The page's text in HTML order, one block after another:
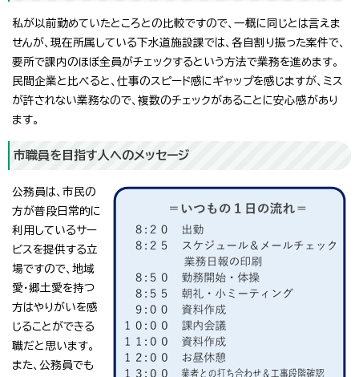
私が以前勤めていたところとの比較ですので、一概に同じとは言えま
せんが、現在所属している下水道施設課では、各自割り振った案件で、
要所で課内のほぼ全員がチェックするという方法で業務を進めます。
民間企業と比べると、仕事のスピード感にギャップを感じますが、ミス
が許されない業務なので、複数のチェックがあることに安心感があり
ます。
市職員を目指す人へのメッセージ
公務員は、市民の
方が普段日常的に
利用しているサー
ビスを提供する立
場ですので、地域
愛・郷土愛を持つ
方はやりがいを感
じることができる
職だと思います。
また、公務員でも